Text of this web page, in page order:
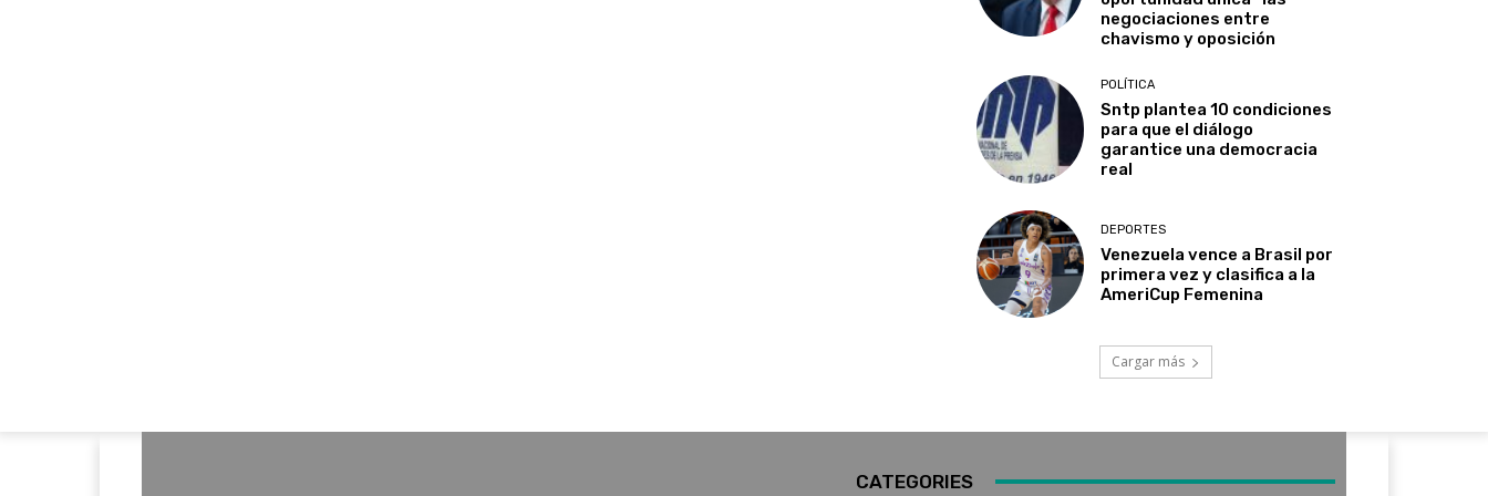
negociaciones entre
chavismo y oposición
POLÍTICA
Sntp plantea 10 condiciones
para que el diálogo
garantice una democracia
real
DEPORTES
Venezuela vence a Brasil por
primera vez y clasifica a la
AmeriCup Femenina​
Cargar más
CATEGORIES